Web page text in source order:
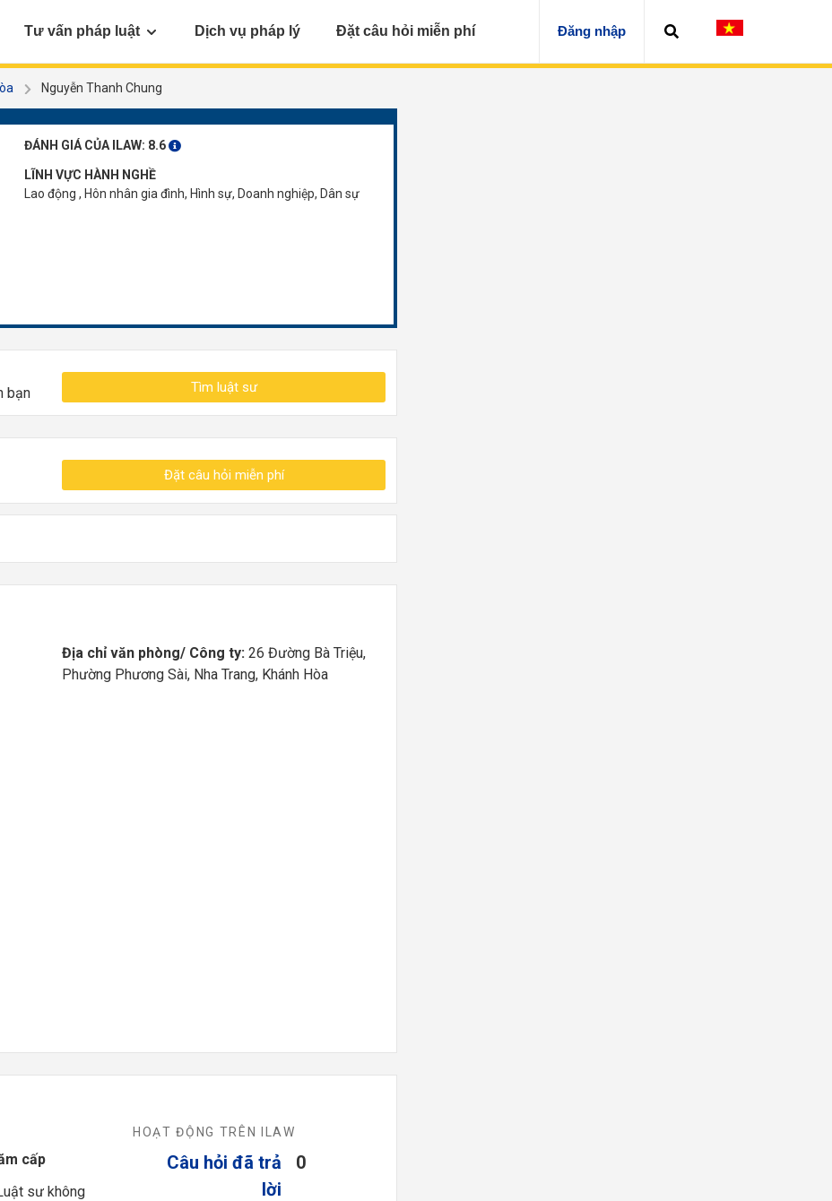
Tư vấn pháp luật Dịch vụ pháp lý Đặt câu hỏi miễn phí Đăng nhập
Nguyễn Thanh Chung
ĐÁNH GIÁ CỦA ILAW: 8.6
LĨNH VỰC HÀNH NGHỀ
Lao động , Hôn nhân gia đình, Hình sự, Doanh nghiệp, Dân sự
bạn
Tìm luật sư
Đặt câu hỏi miễn phí
Địa chỉ văn phòng/ Công ty: 26 Đường Bà Triệu,
Phường Phương Sài, Nha Trang, Khánh Hòa
cấp
sư không
HOẠT ĐỘNG TRÊN ILAW
Câu hỏi đã trả
lời
0